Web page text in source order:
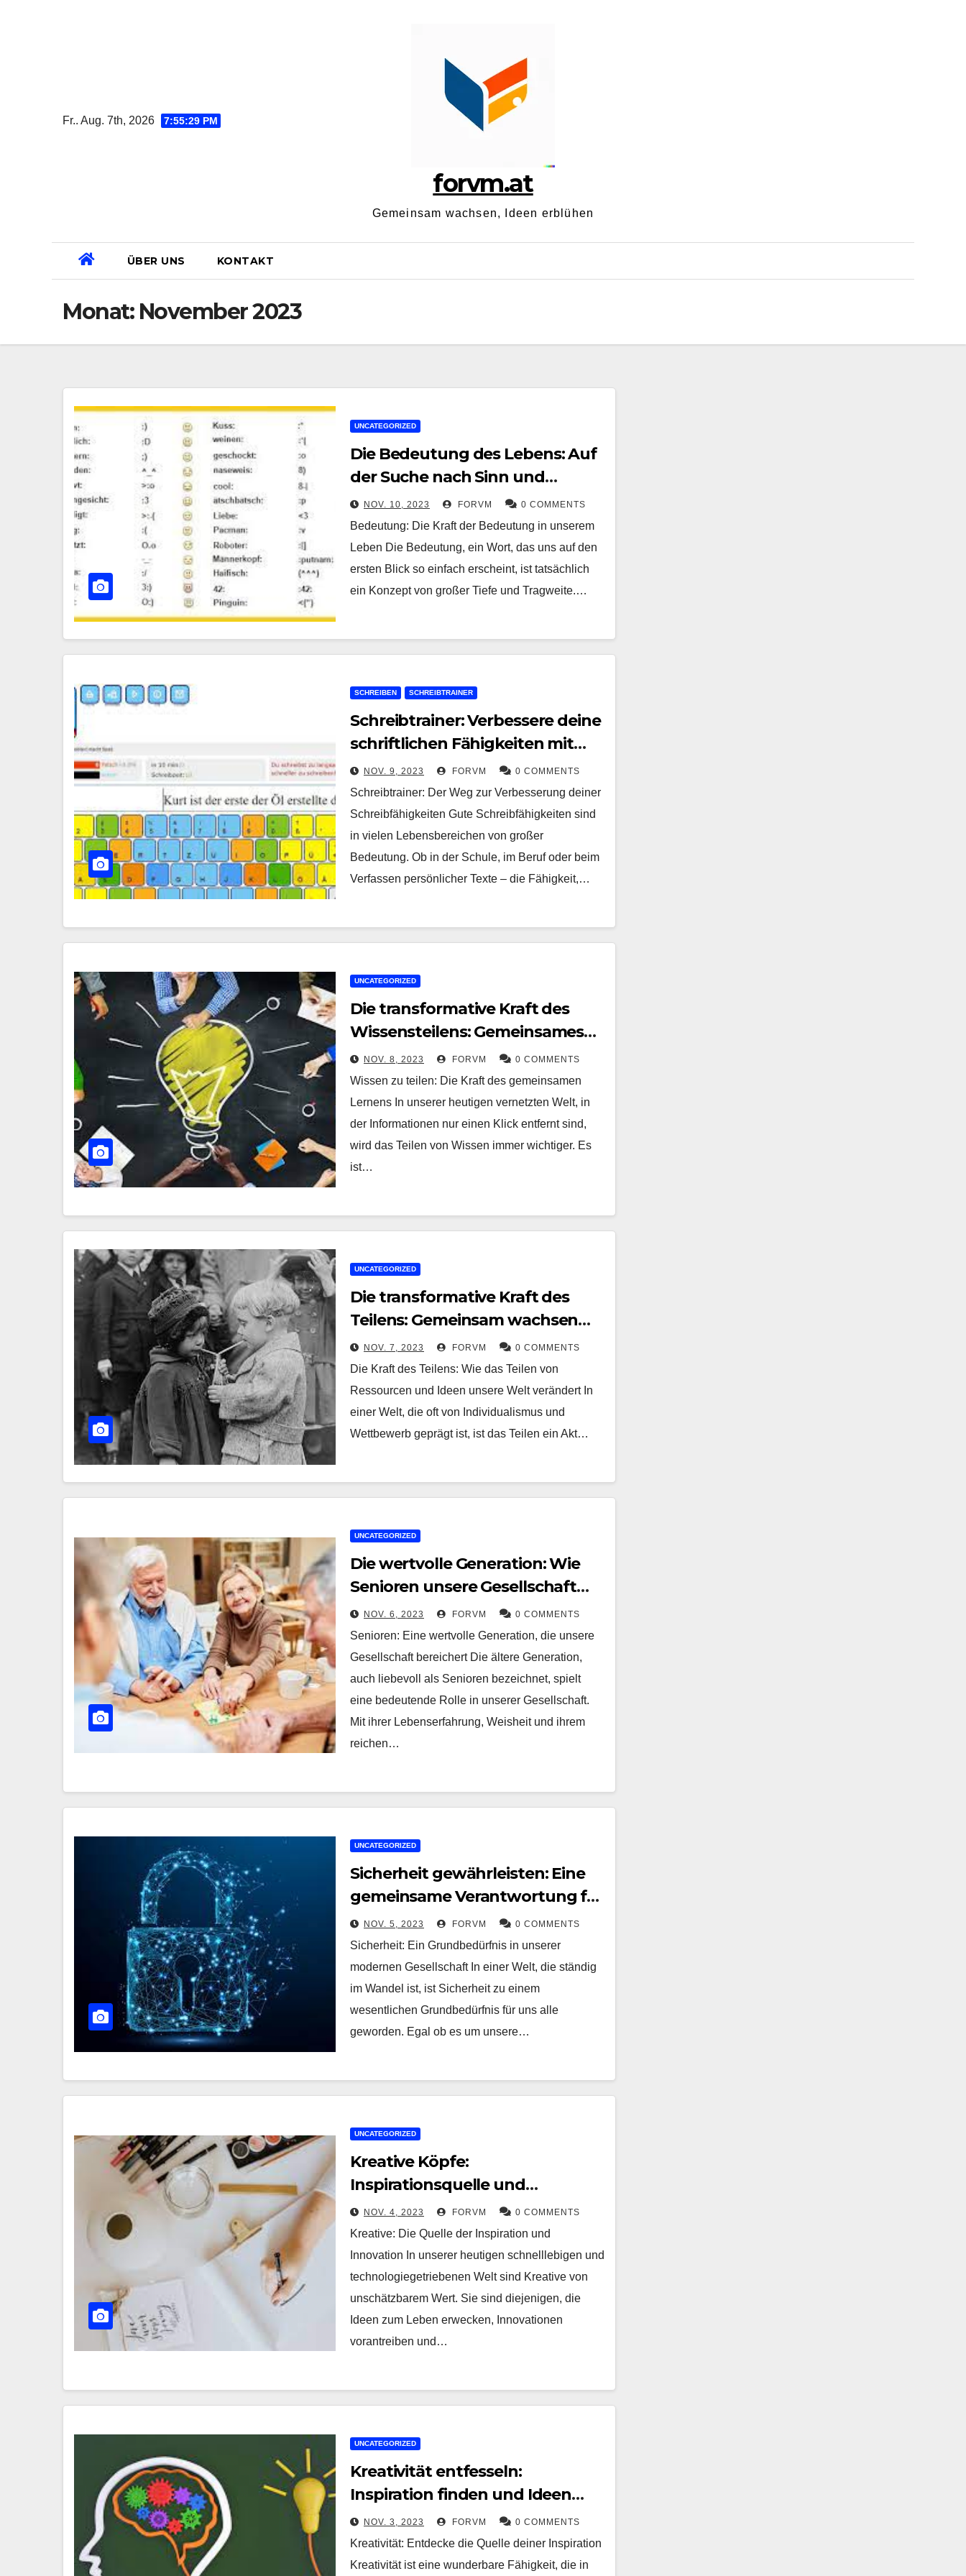
Fr.. Aug. 7th, 2026 7:55:29 PM
forvm.at
Gemeinsam wachsen, Ideen erblühen
ÜBER UNS KONTAKT
Monat: November 2023
UNCATEGORIZED
Die Bedeutung des Lebens: Auf
der Suche nach Sinn und
Erfüllung
NOV. 10, 2023 FORVM 0 COMMENTS
Bedeutung: Die Kraft der Bedeutung in unserem
Leben Die Bedeutung, ein Wort, das uns auf den
ersten Blick so einfach erscheint, ist tatsächlich
ein Konzept von großer Tiefe und Tragweite.…
SCHREIBEN SCHREIBTRAINER
Schreibtrainer: Verbessere deine
schriftlichen Fähigkeiten mit
Leichtigkeit!
NOV. 9, 2023 FORVM 0 COMMENTS
Schreibtrainer: Der Weg zur Verbesserung deiner
Schreibfähigkeiten Gute Schreibfähigkeiten sind
in vielen Lebensbereichen von großer
Bedeutung. Ob in der Schule, im Beruf oder beim
Verfassen persönlicher Texte – die Fähigkeit,…
UNCATEGORIZED
Die transformative Kraft des
Wissensteilens: Gemeinsames
Lernen für eine bessere Zukunft
NOV. 8, 2023 FORVM 0 COMMENTS
Wissen zu teilen: Die Kraft des gemeinsamen
Lernens In unserer heutigen vernetzten Welt, in
der Informationen nur einen Klick entfernt sind,
wird das Teilen von Wissen immer wichtiger. Es
ist…
UNCATEGORIZED
Die transformative Kraft des
Teilens: Gemeinsam wachsen
und Verbindungen schaffen
NOV. 7, 2023 FORVM 0 COMMENTS
Die Kraft des Teilens: Wie das Teilen von
Ressourcen und Ideen unsere Welt verändert In
einer Welt, die oft von Individualismus und
Wettbewerb geprägt ist, ist das Teilen ein Akt…
UNCATEGORIZED
Die wertvolle Generation: Wie
Senioren unsere Gesellschaft
bereichern
NOV. 6, 2023 FORVM 0 COMMENTS
Senioren: Eine wertvolle Generation, die unsere
Gesellschaft bereichert Die ältere Generation,
auch liebevoll als Senioren bezeichnet, spielt
eine bedeutende Rolle in unserer Gesellschaft.
Mit ihrer Lebenserfahrung, Weisheit und ihrem
reichen…
UNCATEGORIZED
Sicherheit gewährleisten: Eine
gemeinsame Verantwortung für
eine sichere Zukunft
NOV. 5, 2023 FORVM 0 COMMENTS
Sicherheit: Ein Grundbedürfnis in unserer
modernen Gesellschaft In einer Welt, die ständig
im Wandel ist, ist Sicherheit zu einem
wesentlichen Grundbedürfnis für uns alle
geworden. Egal ob es um unsere…
UNCATEGORIZED
Kreative Köpfe:
Inspirationsquelle und
Innovationsmotor
NOV. 4, 2023 FORVM 0 COMMENTS
Kreative: Die Quelle der Inspiration und
Innovation In unserer heutigen schnelllebigen und
technologiegetriebenen Welt sind Kreative von
unschätzbarem Wert. Sie sind diejenigen, die
Ideen zum Leben erwecken, Innovationen
vorantreiben und…
UNCATEGORIZED
Kreativität entfesseln:
Inspiration finden und Ideen
verwirklichen
NOV. 3, 2023 FORVM 0 COMMENTS
Kreativität: Entdecke die Quelle deiner Inspiration
Kreativität ist eine wunderbare Fähigkeit, die in